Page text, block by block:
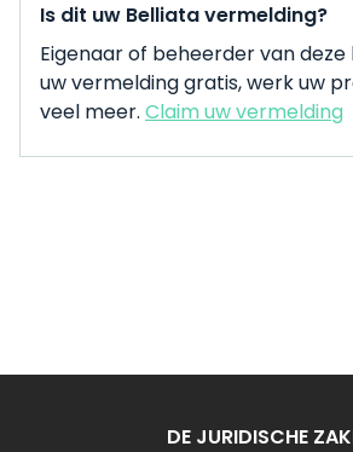
Is dit uw Belliata vermelding?
Eigenaar of beheerder van
uw vermelding gratis, werk uw
veel meer. Claim uw vermelding
DE JURIDISCHE